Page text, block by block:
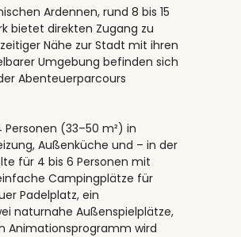
Ardennen, rund 8 bis 15
bietet direkten Zugang zu
Nähe zur Stadt mit ihren
Umgebung befinden sich
Abenteuerparcours
(33–50 m²) in
Außenküche und – in der
für 4 bis 6 Personen mit
Campingplätze für
Padelplatz, ein
naturnahe Außenspielplätze,
Animationsprogramm wird